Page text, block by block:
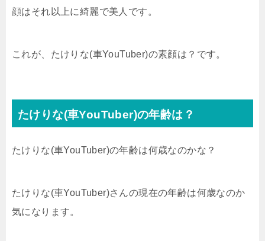
顔はそれ以上に綺麗で美人です。
これが、たけりな(車YouTuber)の素顔は？です。
たけりな(車YouTuber)の年齢は？
たけりな(車YouTuber)の年齢は何歳なのかな？
たけりな(車YouTuber)さんの現在の年齢は何歳なのか
気になります。